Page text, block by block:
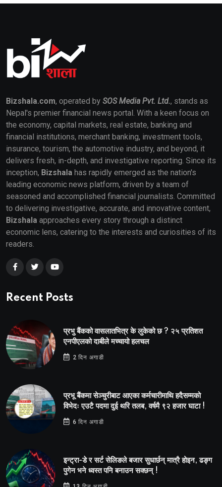
Bizshala.com, operated by SOS Media Pvt. Ltd., stands as
Nepal's premier financial news portal. With a keen focus on
the economy, capital markets, real estate, banking and
financial institutions, merchant banking, investment tools,
insurance, tourism, the automotive industry, and beyond, it
delivers fresh, in-depth, and investigative reporting. Since its
inception, Bizshala has rapidly emerged as the nation's
leading economic news platform, driven by a team of
seasoned and accomplished financial journalists. Committed
to delivering investigative, accurate, and innovative content,
Bizshala approaches every story through a distinct
economic lens, catering to the interests and curiosities of its
readers.
Recent Posts
प्रभु बैंकको वासलातभित्र के लुकेको छ ? २५ प्रतिशत
एनपीएलको दाबीले मच्चायो हलचल
2 दिन अगाडी
प्रभू बैंकमा सेञ्चुरीबाट आएका कर्मचारीमाथि हदैसम्मको
विभेदः एउटै पदमा दुई थरि तलब, वर्षमै ९२ हजार घाटा !
6 दिन अगाडी
इन्ट्रा-डे र सर्ट सेलिङले बजार सुधार्छन् मात्रै होइन, ढङ्ग
पुगेन भने ध्वस्त पनि बनाउन सक्छन् !